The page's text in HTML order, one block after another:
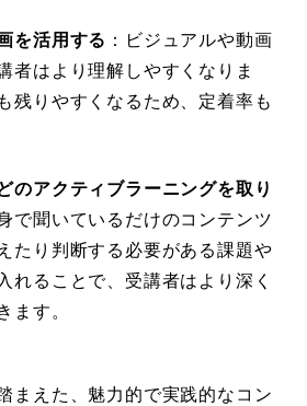
を活用する ：ビジュアルや動画
者はより理解しやすくなりま
残りやすくなるため、定着率も
のアクティブラーニングを取り
で聞いているだけのコンテンツ
たり判断する必要がある課題や
れることで、受講者はより深く
ます。
まえた、魅力的で実践的なコン